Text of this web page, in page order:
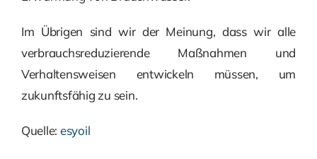
Im Übrigen sind wir der Meinung, dass wir alle
verbrauchsreduzierende Maßnahmen und
Verhaltensweisen entwickeln müssen, um
zukunftsfähig zu sein.
Quelle: esyoil